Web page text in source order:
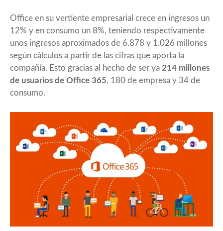
Office en su vertiente empresarial crece en ingresos un
12% y en consumo un 8%, teniendo respectivamente
unos ingresos aproximados de 6.878 y 1.026 millones
según cálculos a partir de las cifras que aporta la
compañía. Esto gracias al hecho de ser ya 214 millones
de usuarios de Office 365, 180 de empresa y 34 de
consumo.